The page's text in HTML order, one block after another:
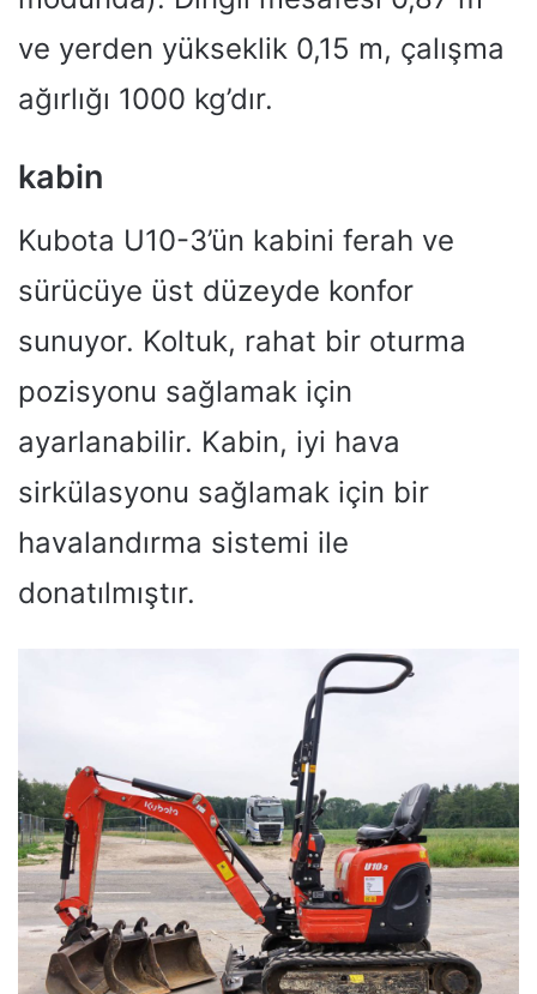
ve yerden yükseklik 0,15 m, çalışma
ağırlığı 1000 kg’dır.
kabin
Kubota U10-3’ün kabini ferah ve
sürücüye üst düzeyde konfor
sunuyor. Koltuk, rahat bir oturma
pozisyonu sağlamak için
ayarlanabilir. Kabin, iyi hava
sirkülasyonu sağlamak için bir
havalandırma sistemi ile
donatılmıştır.